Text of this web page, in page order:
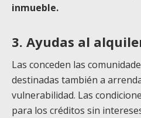
inmueble.
3. Ayudas al
Las conceden las
destinadas también a
vulnerabilidad. Las
para los créditos sin